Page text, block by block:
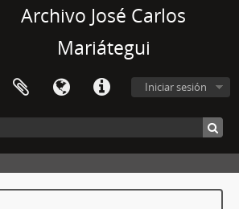
Archivo José Carlos
Mariátegui
Iniciar sesión